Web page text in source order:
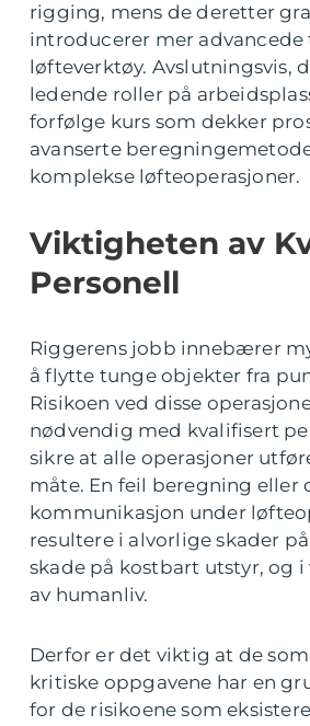
rigging, mens de deretter
introducerer mer advancede
løfteverktøy. Avslutningsvis,
ledende roller på
forfølge kurs som dekker
avanserte
komplekse løfteoperasjoner.
Viktigheten av
Personell
Riggerens jobb innebærer
å flytte tunge objekter fra
Risikoen ved disse
nødvendig med kvalifisert
sikre at alle operasjoner
måte. En feil beregning eller
kommunikasjon under
resultere i alvorlige skader
skade på kostbart utstyr, og i
av humanliv.
Derfor er det viktig at de
kritiske oppgavene har en
for de risikoene som